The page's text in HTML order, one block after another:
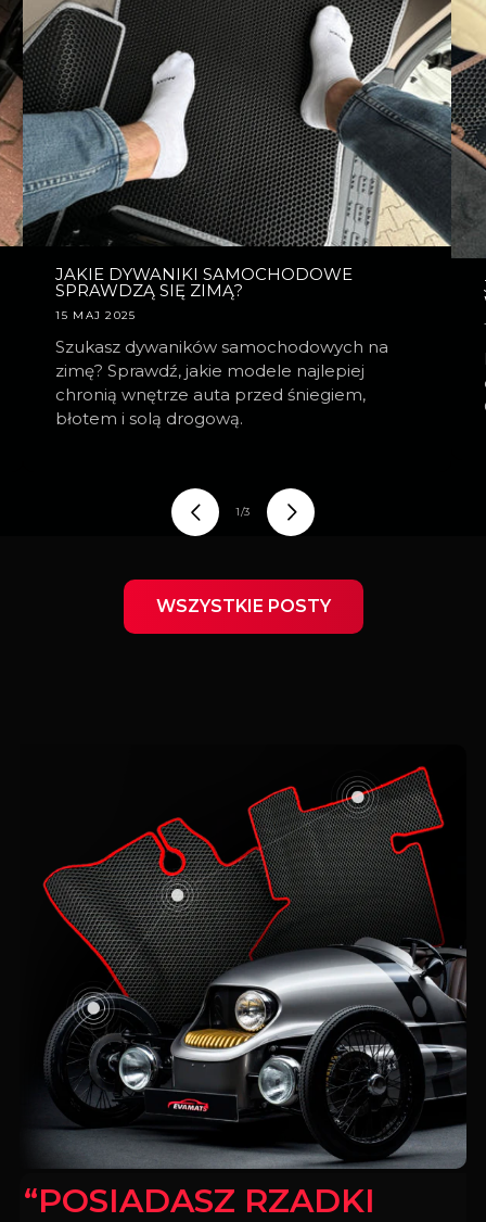
JAKIE DYWANIKI SAMOCHODOWE
SPRAWDZĄ SIĘ ZIMĄ?
15 MAJ 2025
Szukasz dywaników samochodowych na
zimę? Sprawdź, jakie modele najlepiej
chronią wnętrze auta przed śniegiem,
błotem i solą drogową.
1/z3
WSZYSTKIE POSTY
“POSIADASZ RZADKI